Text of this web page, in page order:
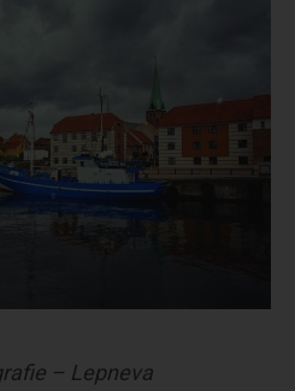
– Lepneva